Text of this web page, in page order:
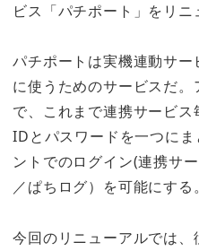
ビス「パチポート」をリニ
パチポートは実機連動サ
に使うためのサービスだ
で、これまで連携サービ
IDとパスワードを一つに
ントでのログイン(連携サ
／ぱちログ）を可能にする。
今回のリニューアルでは